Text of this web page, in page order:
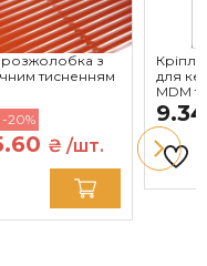
з
тисненням
-20%
₴ /шт.
для
MDM